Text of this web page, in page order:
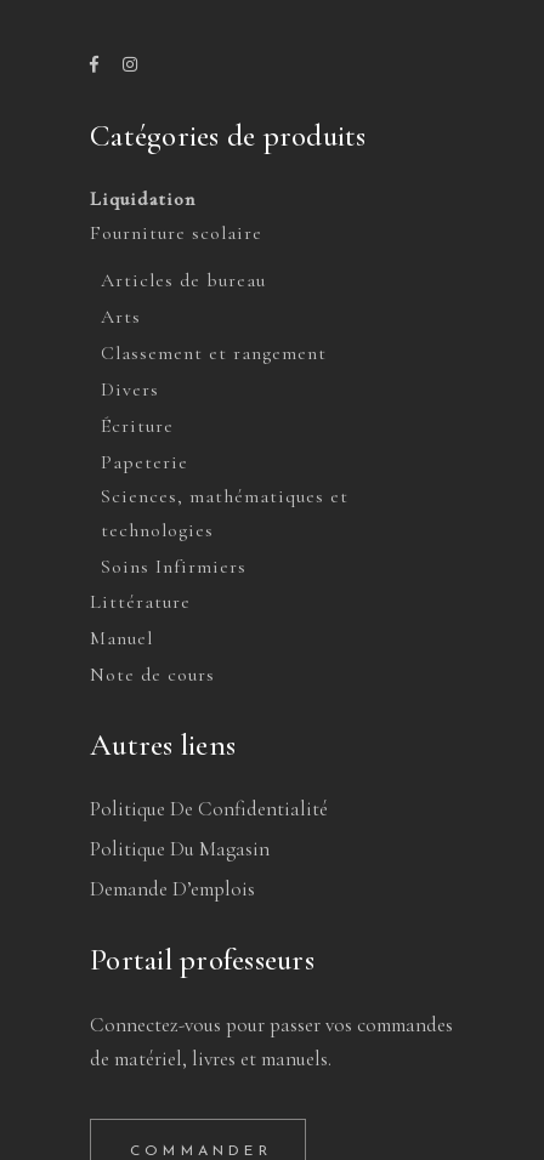
Catégories de produits
Liquidation
Fourniture scolaire
Articles de bureau
Arts
Classement et rangement
Divers
Écriture
Papeterie
Sciences, mathématiques et
technologies
Soins Infirmiers
Littérature
Manuel
Note de cours
Autres liens
Politique De Confidentialité
Politique Du Magasin
Demande D’emplois
Portail professeurs
Connectez-vous pour passer vos commandes
de matériel, livres et manuels.
COMMANDER